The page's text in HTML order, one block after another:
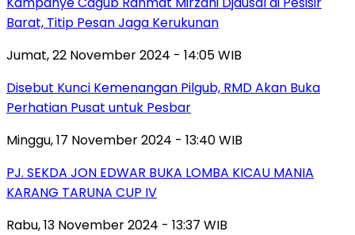
Barat, Titip Pesan Jaga Kerukunan
Jumat, 22 November 2024 - 14:05 WIB
Disebut Kunci Kemenangan Pilgub, RMD Akan Buka
Perhatian Pusat untuk Pesbar
Minggu, 17 November 2024 - 13:40 WIB
PJ. SEKDA JON EDWAR BUKA LOMBA KICAU MANIA
KARANG TARUNA CUP IV
Rabu, 13 November 2024 - 13:37 WIB